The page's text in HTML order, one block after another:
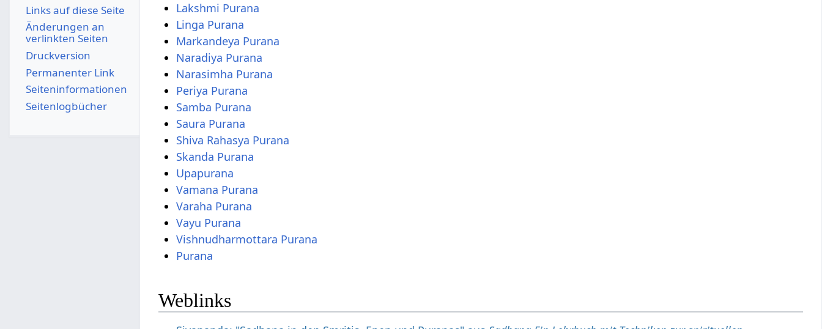
Lakshmi Purana
Linga Purana
Markandeya Purana
Naradiya Purana
Narasimha Purana
Periya Purana
Samba Purana
Saura Purana
Shiva Rahasya Purana
Skanda Purana
Upapurana
Vamana Purana
Varaha Purana
Vayu Purana
Vishnudharmottara Purana
Purana
Weblinks
Links auf diese Seite
Änderungen an
verlinkten Seiten
Druckversion
Permanenter Link
Seiten­­informationen
Seitenlogbücher